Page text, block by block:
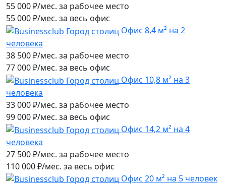
55 000₽/мес. за рабочее место
55 000 ₽/мес. за весь офис
Офис 8,4 м² на 2
человека
38 500₽/мес. за рабочее место
77 000 ₽/мес. за весь офис
Офис 10,8 м² на 3
человека
33 000₽/мес. за рабочее место
99 000 ₽/мес. за весь офис
Офис 14,2 м² на 4
человека
27 500₽/мес. за рабочее место
110 000 ₽/мес. за весь офис
Офис 20 м² на 5 человек